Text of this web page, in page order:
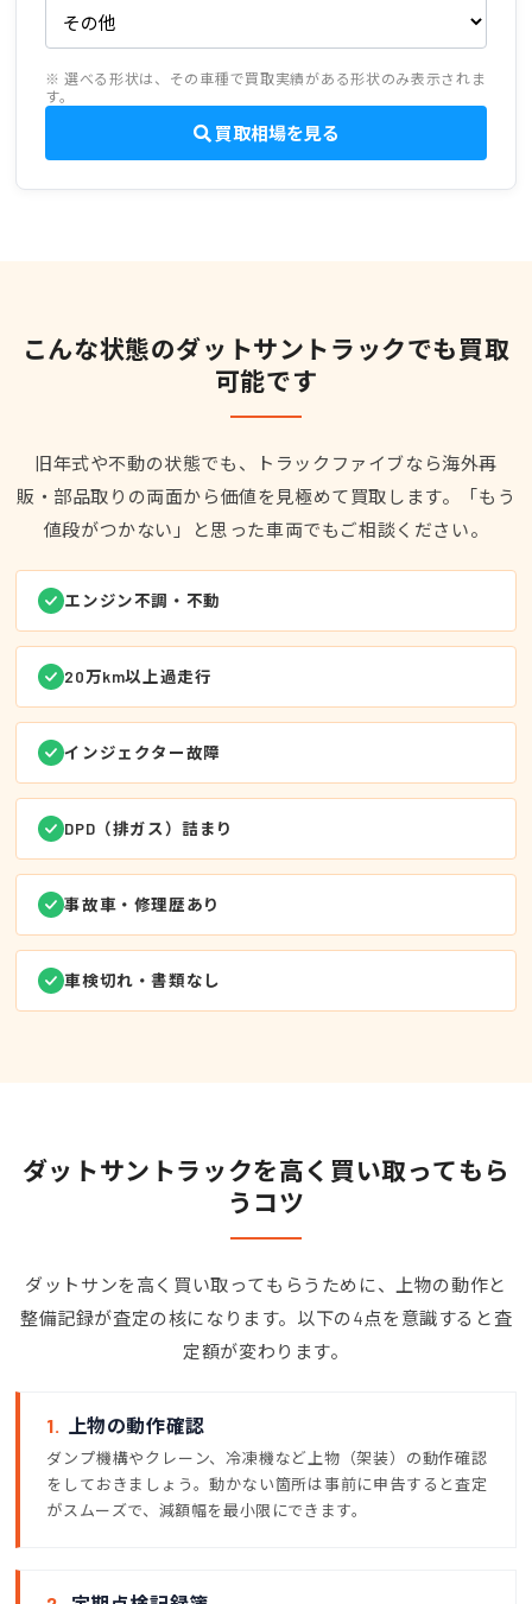
※ 選べる形状は、その車種で買取実績がある形状のみ表示されま
す。
買取相場を見る
こんな状態のダットサントラックでも買取
可能です
旧年式や不動の状態でも、トラックファイブなら海外再
販・部品取りの両面から価値を見極めて買取します。「もう
値段がつかない」と思った車両でもご相談ください。
エンジン不調・不動
20万km以上過走行
インジェクター故障
DPD（排ガス）詰まり
事故車・修理歴あり
車検切れ・書類なし
ダットサントラックを高く買い取ってもら
うコツ
ダットサンを高く買い取ってもらうために、上物の動作と
整備記録が査定の核になります。以下の4点を意識すると査
定額が変わります。
1. 上物の動作確認
ダンプ機構やクレーン、冷凍機など上物（架装）の動作確認
をしておきましょう。動かない箇所は事前に申告すると査定
がスムーズで、減額幅を最小限にできます。